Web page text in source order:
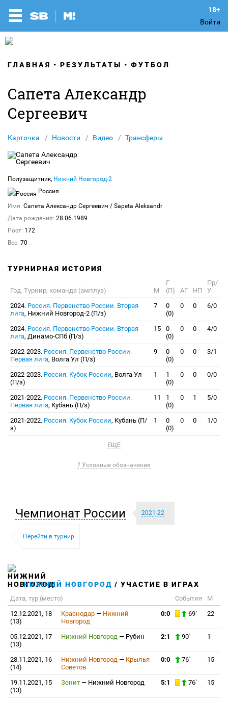
Войти
ГЛАВНАЯ РЕЗУЛЬТАТЫ ФУТБОЛ
Сапета Александр
Сергеевич
Карточка Новости Видео Трансферы
Полузащитник, Нижний Новгород-2
Россия
Имя: Сапета Александр Сергеевич / Sapeta Aleksandr
Дата рождения: 28.06.1989
Рост: 172
Вес: 70
ТУРНИРНАЯ ИСТОРИЯ
Год. Турнир, команда (амплуа) М
Г
(П)
АГ НП
Пр/
У
2024. Россия. Первенство России. Вторая
лига, Нижний Новгород-2 (П/з)
7
0
(0)
0 0 6/0
2024. Россия. Первенство России. Вторая
лига, Динамо-СПб (П/з)
15
0
(0)
0 0 4/0
2022-2023. Россия. Первенство России.
Первая лига, Волга Ул (П/з)
9
0
(0)
0 0 3/1
2022-2023. Россия. Кубок России, Волга Ул
(П/з)
1
1
(0)
0 0 0/0
2021-2022. Россия. Первенство России.
Первая лига, Кубань (П/з)
11
1
(0)
0 1 5/0
2021-2022. Россия. Кубок России, Кубань (П/
з)
1
0
(0)
0 0 1/0
ЕЩЕ
? Условные обозначения
Чемпионат России 2021-22
Перейти в турнир
НИЖНИЙ НОВГОРОД / УЧАСТИЕ В ИГРАХ
Дата, тур (место) События
М
12.12.2021, 18
(13)
Краснодар — Нижний
Новгород
0:0 69` 22
05.12.2021, 17
(13)
Нижний Новгород — Рубин 2:1 90` 1
28.11.2021, 16
(14)
Нижний Новгород — Крылья
Советов
0:0 76` 15
19.11.2021, 15
(13)
Зенит — Нижний Новгород 5:1 76` 15